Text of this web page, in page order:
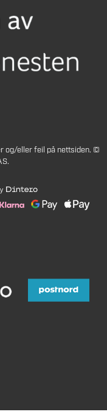
og/eller feil på nettsiden. ©